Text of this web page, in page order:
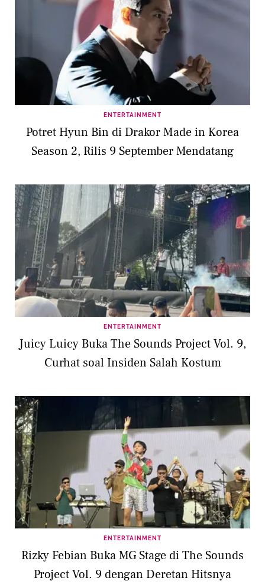
ENTERTAINMENT
Potret Hyun Bin di Drakor Made in Korea
Season 2, Rilis 9 September Mendatang
ENTERTAINMENT
Juicy Luicy Buka The Sounds Project Vol. 9,
Curhat soal Insiden Salah Kostum
ENTERTAINMENT
Rizky Febian Buka MG Stage di The Sounds
Project Vol. 9 dengan Deretan Hitsnya